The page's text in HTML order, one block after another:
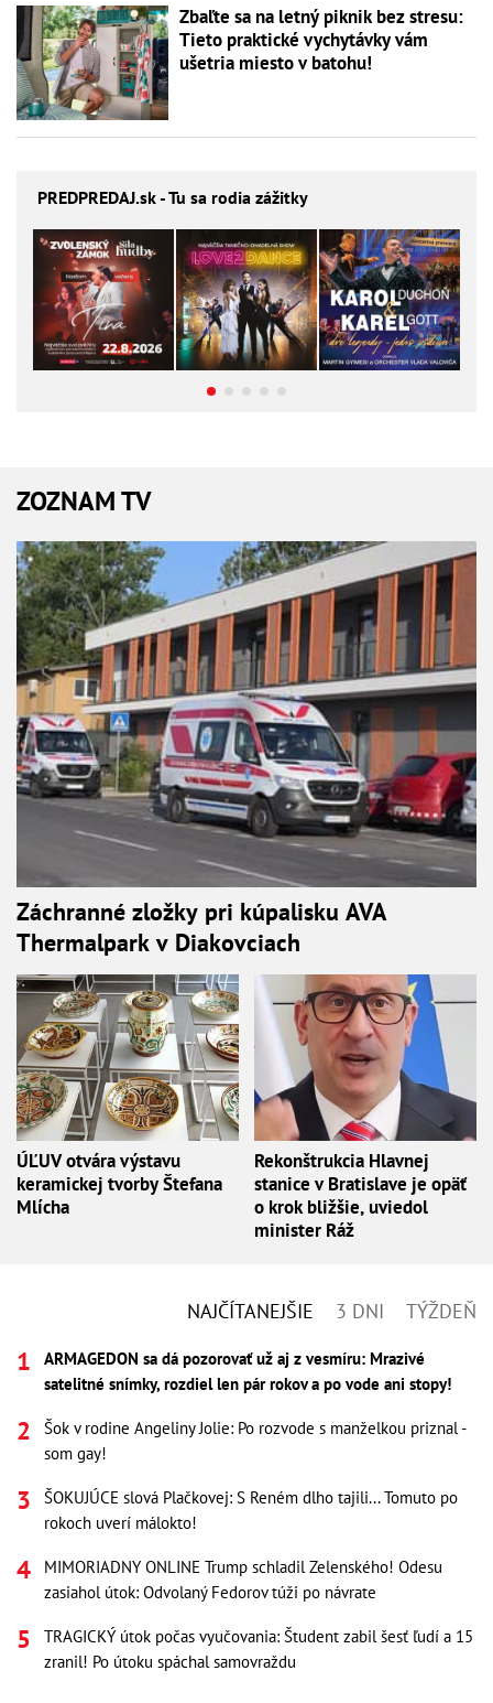
Zbaľte sa na letný piknik bez stresu:
Tieto praktické vychytávky vám
ušetria miesto v batohu!
PREDPREDAJ.sk - Tu sa rodia zážitky
ZOZNAM TV
Záchranné zložky pri kúpalisku AVA
Thermalpark v Diakovciach
ÚĽUV otvára výstavu
keramickej tvorby Štefana
Mlícha
Rekonštrukcia Hlavnej
stanice v Bratislave je opäť
o krok bližšie, uviedol
minister Ráž
NAJČÍTANEJŠIE 3 DNI TÝŽDEŇ
ARMAGEDON sa dá pozorovať už aj z vesmíru: Mrazivé
satelitné snímky, rozdiel len pár rokov a po vode ani stopy!
Šok v rodine Angeliny Jolie: Po rozvode s manželkou priznal -
som gay!
ŠOKUJÚCE slová Plačkovej: S Reném dlho tajili... Tomuto po
rokoch uverí málokto!
MIMORIADNY ONLINE Trump schladil Zelenského! Odesu
zasiahol útok: Odvolaný Fedorov túži po návrate
TRAGICKÝ útok počas vyučovania: Študent zabil šesť ľudí a 15
zranil! Po útoku spáchal samovraždu